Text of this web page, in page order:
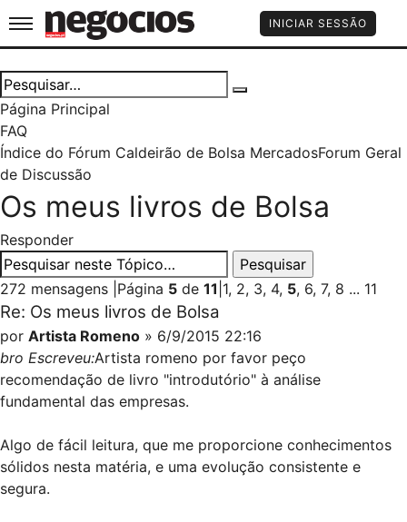
Jornal de Negócios INICIAR SESSÃO
Página Principal
FAQ
Índice do Fórum Caldeirão de Bolsa MercadosForum Geral
de Discussão
Os meus livros de Bolsa
Responder
272 mensagens Página 5 de 11 1, 2, 3, 4, 5, 6, 7, 8 ... 11
Re: Os meus livros de Bolsa
por Artista Romeno » 6/9/2015 22:16
bro Escreveu:Artista romeno por favor peço
recomendação de livro "introdutório" à análise
fundamental das empresas.
Algo de fácil leitura, que me proporcione conhecimentos
sólidos nesta matéria, e uma evolução consistente e
segura.